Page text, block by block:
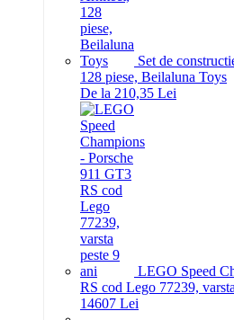
Set de
128 piese, Beilaluna Toys
De la 210,35 Lei
LEGO Speed
RS cod Lego 77239,
14607 Lei